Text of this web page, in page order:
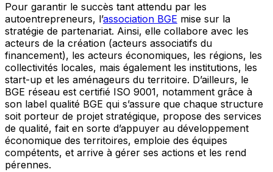
Pour garantir le succès tant attendu par les
autoentrepreneurs, l’association BGE mise sur la
stratégie de partenariat. Ainsi, elle collabore avec les
acteurs de la création (acteurs associatifs du
financement), les acteurs économiques, les régions, les
collectivités locales, mais également les institutions, les
start-up et les aménageurs du territoire. D’ailleurs, le
BGE réseau est certifié ISO 9001, notamment grâce à
son label qualité BGE qui s’assure que chaque structure
soit porteur de projet stratégique, propose des services
de qualité, fait en sorte d’appuyer au développement
économique des territoires, emploie des équipes
compétents, et arrive à gérer ses actions et les rend
pérennes.